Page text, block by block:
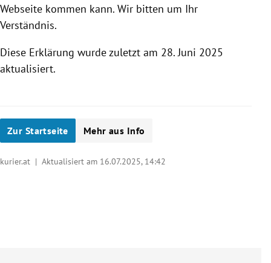
Webseite kommen kann. Wir bitten um Ihr
Verständnis.
Diese Erklärung wurde zuletzt am 28. Juni 2025
aktualisiert.
Zur Startseite Mehr aus Info
kurier.at | Aktualisiert am 16.07.2025, 14:42